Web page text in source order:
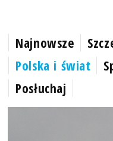
Najnowsze
Polska i świat
Posłuchaj